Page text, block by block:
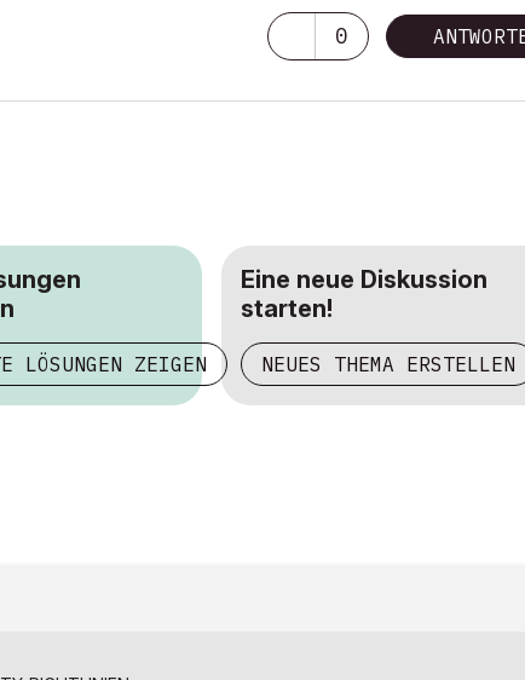
0
LÖSUNGEN ZEIGEN
Eine neue Diskussion
starten!
NEUES THEMA ERSTELLEN